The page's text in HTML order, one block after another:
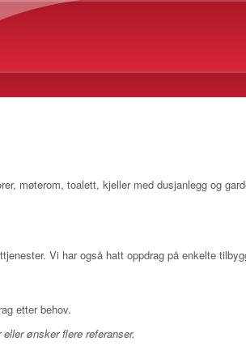
Hopp til hovedinnhold
møterom, toalett, kjeller med dusjanlegg og
Vi har også hatt oppdrag på enkelte
etter behov.
ønsker flere referanser.